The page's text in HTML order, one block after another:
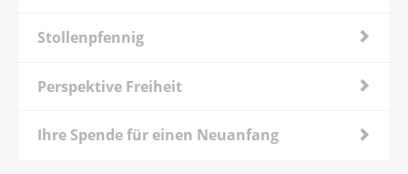
Stollenpfennig
Perspektive Freiheit
Ihre Spende für einen Neuanfang